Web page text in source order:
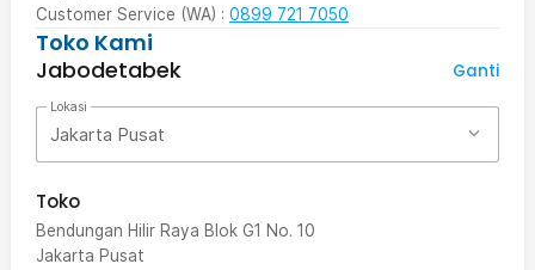
Customer Service (WA) : 0899 721 7050
Toko Kami
Jabodetabek
Ganti
Lokasi
Jakarta Pusat
Toko
Bendungan Hilir Raya Blok G1 No. 10
Jakarta Pusat